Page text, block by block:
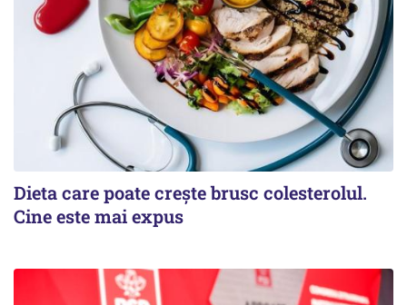
Dieta care poate crește brusc colesterolul.
Cine este mai expus